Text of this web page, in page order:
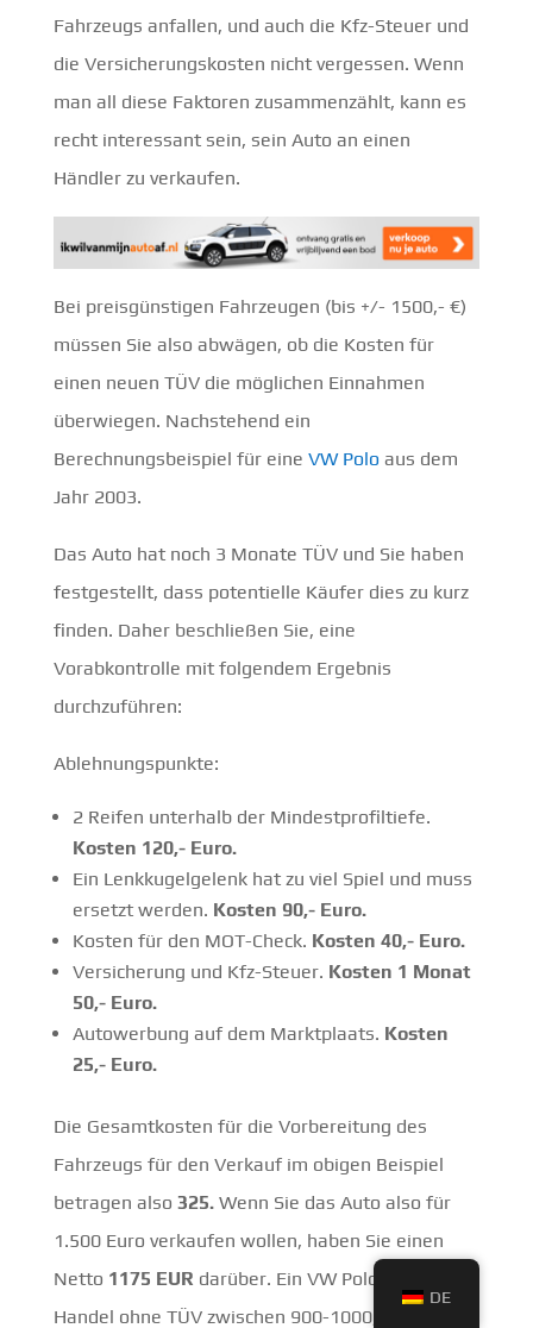
Fahrzeugs anfallen, und auch die Kfz-Steuer und
die Versicherungskosten nicht vergessen. Wenn
man all diese Faktoren zusammenzählt, kann es
recht interessant sein, sein Auto an einen
Händler zu verkaufen.
Bei preisgünstigen Fahrzeugen (bis +/- 1500,- €)
müssen Sie also abwägen, ob die Kosten für
einen neuen TÜV die möglichen Einnahmen
überwiegen. Nachstehend ein
Berechnungsbeispiel für eine VW Polo aus dem
Jahr 2003.
Das Auto hat noch 3 Monate TÜV und Sie haben
festgestellt, dass potentielle Käufer dies zu kurz
finden. Daher beschließen Sie, eine
Vorabkontrolle mit folgendem Ergebnis
durchzuführen:
Ablehnungspunkte:
2 Reifen unterhalb der Mindestprofiltiefe.
Kosten 120,- Euro.
Ein Lenkkugelgelenk hat zu viel Spiel und muss
ersetzt werden. Kosten 90,- Euro.
Kosten für den MOT-Check. Kosten 40,- Euro.
Versicherung und Kfz-Steuer. Kosten 1 Monat
50,- Euro.
Autowerbung auf dem Marktplaats. Kosten
25,- Euro.
Die Gesamtkosten für die Vorbereitung des
Fahrzeugs für den Verkauf im obigen Beispiel
betragen also 325. Wenn Sie das Auto also für
1.500 Euro verkaufen wollen, haben Sie einen
Netto 1175 EUR darüber. Ein VW Polo bringt im
Handel ohne TÜV zwischen 900-1000,- Euro, und
DE